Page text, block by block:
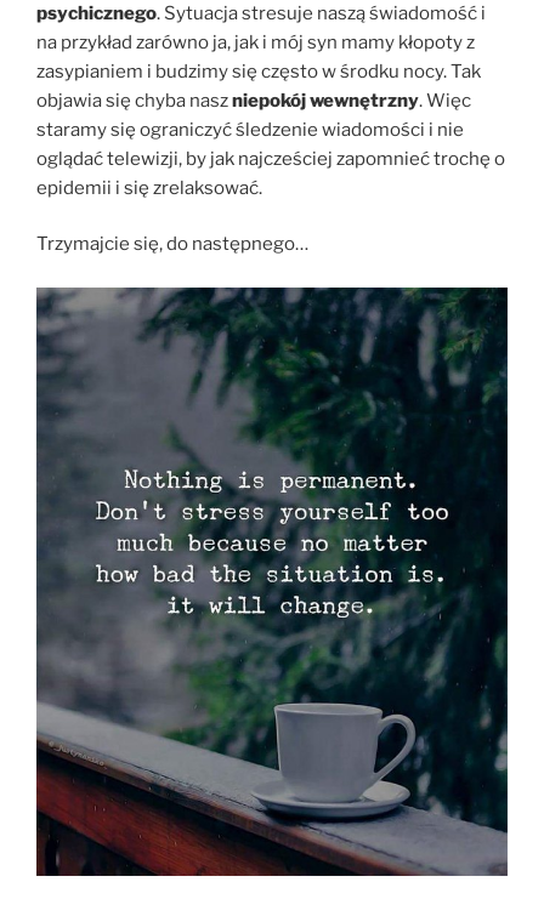
psychicznego. Sytuacja stresuje naszą świadomość i
na przykład zarówno ja, jak i mój syn mamy kłopoty z
zasypianiem i budzimy się często w środku nocy. Tak
objawia się chyba naszniepokój wewnętrzny. Więc
staramy się ograniczyć śledzenie wiadomości i nie
oglądać telewizji, by jak najcześciej zapomnieć trochę o
epidemii i się zrelaksować.
Trzymajcie się, do następnego…